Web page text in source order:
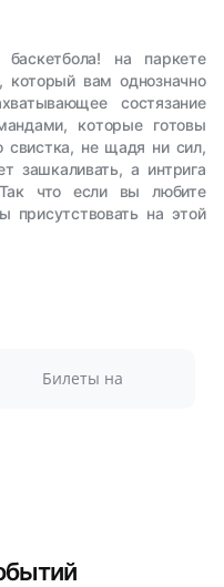
на паркете
который вам однозначно
состязание
которые готовы
свистка, не щадя ни сил,
зашкаливать, а интрига
что если вы любите
присутствовать на этой
Билеты на